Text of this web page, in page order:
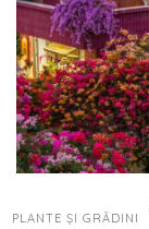
PLANTE ȘI GRĂDINI